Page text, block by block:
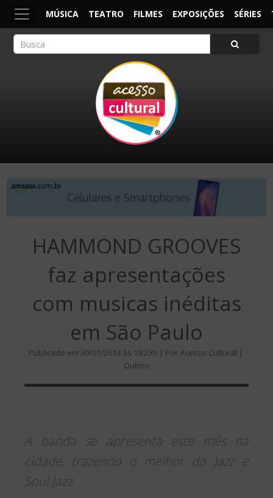
MÚSICA TEATRO FILMES EXPOSIÇÕES SÉRIES
HAMMOND GROOVES
faz apresentações
com musicas inéditas
em São Paulo
Publicado em 30/01/2014 às 19:23h | Por Acesso Cultural |
Outros
A banda se apresenta este mês na
cidade, trazendo o melhor do Jazz e
Soul Jazz